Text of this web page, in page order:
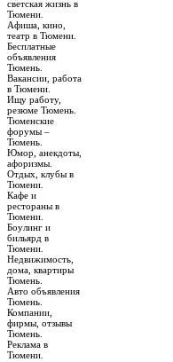
светская жизнь в
Тюмени.
Афиша, кино,
театр в Тюмени.
Бесплатные
объявления
Тюмень.
Вакансии, работа
в Тюмени.
Ищу работу,
резюме Тюмень.
Тюменские
форумы –
Тюмень.
Юмор, анекдоты,
афоризмы.
Отдых, клубы в
Тюмени.
Кафе и
рестораны в
Тюмени.
Боулинг и
бильярд в
Тюмени.
Недвижимость,
дома, квартиры
Тюмень.
Авто объявления
Тюмень.
Компании,
фирмы, отзывы
Тюмень.
Реклама в
Тюмени.